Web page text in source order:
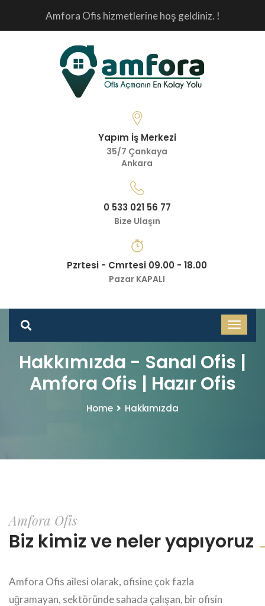
Amfora Ofis hizmetlerine hoş geldiniz. !
Yapım İş Merkezi
35/7 Çankaya
Ankara
0 533 021 56 77
Bize Ulaşın
Pzrtesi - Cmrtesi 09.00 - 18.00
Pazar KAPALI
Hakkımızda - Sanal Ofis |
Amfora Ofis | Hazır Ofis
Home Hakkımızda
Amfora Ofis
Biz kimiz ve neler yapıyoruz
Amfora Ofis ailesi olarak, ofisine çok fazla
uğramayan, sektöründe sahada çalışan, bir ofisin